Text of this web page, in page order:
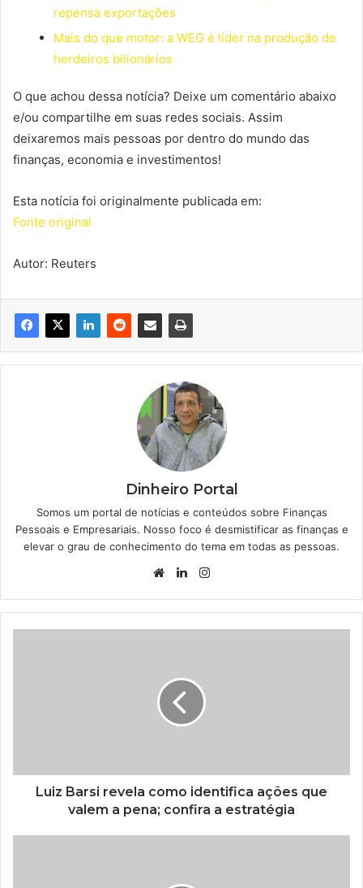
repensa exportações
Mais do que motor: a WEG é líder na produção de
herdeiros bilionários
O que achou dessa notícia? Deixe um comentário abaixo
e/ou compartilhe em suas redes sociais. Assim
deixaremos mais pessoas por dentro do mundo das
finanças, economia e investimentos!
Esta notícia foi originalmente publicada em:
Fonte original
Autor: Reuters
Dinheiro Portal
Somos um portal de notícias e conteúdos sobre Finanças
Pessoais e Empresariais. Nosso foco é desmistificar as finanças e
elevar o grau de conhecimento do tema em todas as pessoas.
WebsiteLinkedin
Luiz Barsi revela como identifica ações que
valem a pena; confira a estratégia